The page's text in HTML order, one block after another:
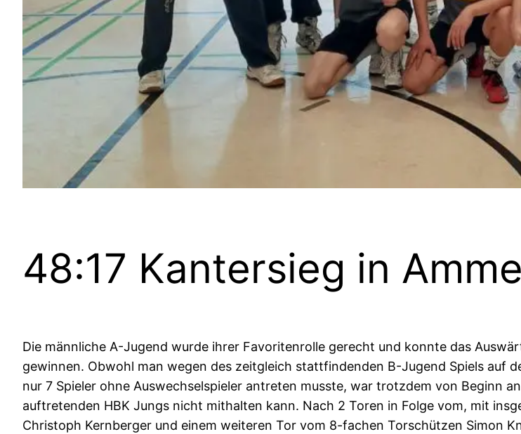
48:17 Kantersieg in
Die männliche A-Jugend wurde ihrer Favoritenrolle gerecht und konnte das
gewinnen. Obwohl man wegen des zeitgleich stattfindenden B-Jugend Spiels auf
nur 7 Spieler ohne Auswechselspieler antreten musste, war trotzdem von Beginn
auftretenden HBK Jungs nicht mithalten kann. Nach 2 Toren in Folge vom, mit
Christoph Kernberger und einem weiteren Tor vom 8-fachen Torschützen Simon